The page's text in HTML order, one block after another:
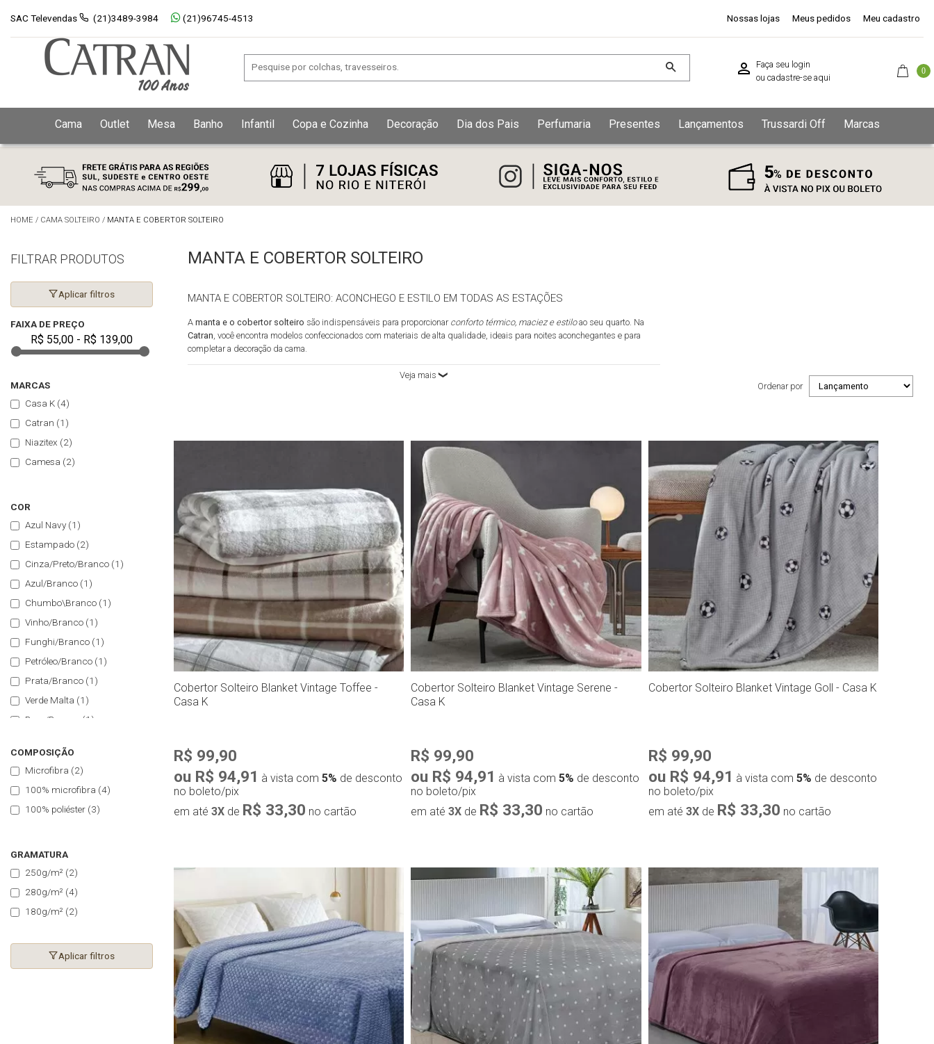
SAC Televendas (21)3489-3984 (21)96745-4513 Nossas lojas Meus pedidos Meu cadastro
Faça seu login
ou cadastre-se aqui
0
Cama Outlet Mesa Banho Infantil Copa e Cozinha Decoração Dia dos Pais Perfumaria Presentes Lançamentos Trussardi Off Marcas
HOME / CAMA SOLTEIRO / MANTA E COBERTOR SOLTEIRO
FILTRAR PRODUTOS
Aplicar filtros
FAIXA DE PREÇO
MARCAS
Casa K (4)
Catran (1)
Niazitex (2)
Camesa (2)
COR
Azul Navy (1)
Estampado (2)
Cinza/Preto/Branco (1)
Azul/Branco (1)
Chumbo\Branco (1)
Vinho/Branco (1)
Funghi/Branco (1)
Petróleo/Branco (1)
Prata/Branco (1)
Verde Malta (1)
Bege/Branco
(1)
Chumbo(2)
Marfim
Rosa(1)
Verde/Branco
COMPOSIÇÃO
Microfibra (2)
100% microfibra (4)
100% poliéster (3)
GRAMATURA
250g/m² (2)
280g/m² (4)
180g/m² (2)
Aplicar filtros
MANTA E COBERTOR SOLTEIRO
MANTA E COBERTOR SOLTEIRO: ACONCHEGO E ESTILO EM TODAS AS ESTAÇÕES
A manta e o cobertor solteiro são indispensáveis para proporcionar conforto térmico, maciez e estiloao seu quarto. Na
Catran , você encontra modelos confeccionados com materiais de alta qualidade, ideais para noites aconchegantes e para
completar a decoração da cama.
POR QUE ESCOLHER MANTA E COBERTOR SOLTEIRO DA CATRAN?
Toque macio e agradável para noites mais aconchegantes.
Opções antialérgicas e de fácil manutenção.
Diversidade de cores, estampas e texturas para combinar com qualquer estilo de quarto.
Modelos versáteis que podem ser usados tanto na cama quanto como peça decorativa.
Marcas renomadas comoBuddemeyer, Karsten, Trussardi, Kacyumarae outras.
VANTAGENS EXCLUSIVAS DE COMPRAR NA CATRAN
5% de desconto no pagamento à vista.
Tradição, confiança e qualidade desde 1925.
Entrega rápida e atendimento especializado em todo o Brasil.
Deixe suas noites ainda mais aconchegantes com umamanta ou cobertor solteiro bonito, prático e durável. Na Catran,
você encontra opções que unem conforto, qualidade e elegância em cada detalhe.
Cobertor Solteiro Blanket Vintage Toffee -
Casa K
R$ 99,90
ou R$ 94,91 à vista com 5% de desconto
no boleto/pix
em até 3X de R$ 33,30 no cartão
Compra rápida
Cobertor Solteiro Blanket Vintage Serene -
Casa K
R$ 99,90
ou R$ 94,91 à vista com5% de desconto
no boleto/pix
em até3X de R$ 33,30 no cartão
Compra rápida
Cobertor Solteiro Blanket Vintage Goll - Casa K
R$ 99,90
ou R$ 94,91 à vista com 5% de desconto
no boleto/pix
em até 3Xde R$ 33,30 no cartão
Compra rápida